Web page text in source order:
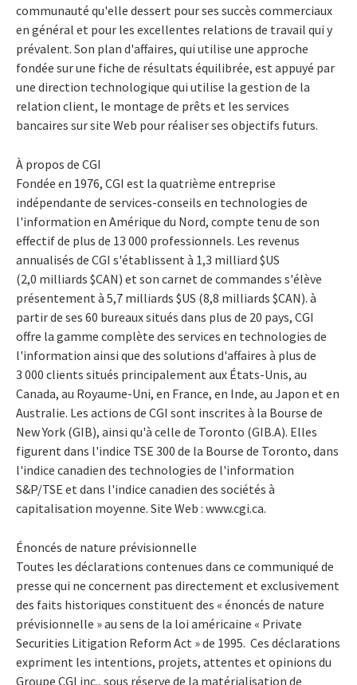
communauté qu'elle dessert pour ses succès commerciaux
en général et pour les excellentes relations de travail qui y
prévalent. Son plan d'affaires, qui utilise une approche
fondée sur une fiche de résultats équilibrée, est appuyé par
une direction technologique qui utilise la gestion de la
relation client, le montage de prêts et les services
bancaires sur site Web pour réaliser ses objectifs futurs.
À propos de CGI
Fondée en 1976, CGI est la quatrième entreprise
indépendante de services-conseils en technologies de
l'information en Amérique du Nord, compte tenu de son
effectif de plus de 13 000 professionnels. Les revenus
annualisés de CGI s'établissent à 1,3 milliard $US
(2,0 milliards $CAN) et son carnet de commandes s'élève
présentement à 5,7 milliards $US (8,8 milliards $CAN). à
partir de ses 60 bureaux situés dans plus de 20 pays, CGI
offre la gamme complète des services en technologies de
l'information ainsi que des solutions d'affaires à plus de
3 000 clients situés principalement aux États-Unis, au
Canada, au Royaume-Uni, en France, en Inde, au Japon et en
Australie. Les actions de CGI sont inscrites à la Bourse de
New York (GIB), ainsi qu'à celle de Toronto (GIB.A). Elles
figurent dans l'indice TSE 300 de la Bourse de Toronto, dans
l'indice canadien des technologies de l'information
S&P/TSE et dans l'indice canadien des sociétés à
capitalisation moyenne. Site Web : www.cgi.ca.
Énoncés de nature prévisionnelle
Toutes les déclarations contenues dans ce communiqué de
presse qui ne concernent pas directement et exclusivement
des faits historiques constituent des « énoncés de nature
prévisionnelle » au sens de la loi américaine « Private
Securities Litigation Reform Act » de 1995. Ces déclarations
expriment les intentions, projets, attentes et opinions du
Groupe CGI inc., sous réserve de la matérialisation de